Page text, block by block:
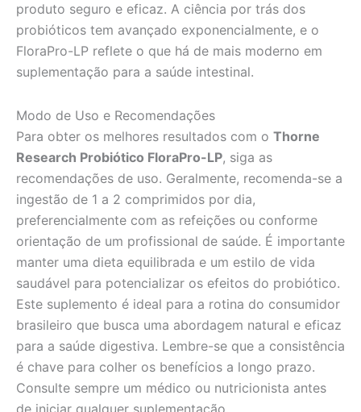
produto seguro e eficaz. A ciência por trás dos
probióticos tem avançado exponencialmente, e o
FloraPro-LP reflete o que há de mais moderno em
suplementação para a saúde intestinal.
Modo de Uso e Recomendações
Para obter os melhores resultados com o Thorne
Research Probiótico FloraPro-LP, siga as
recomendações de uso. Geralmente, recomenda-se a
ingestão de 1 a 2 comprimidos por dia,
preferencialmente com as refeições ou conforme
orientação de um profissional de saúde. É importante
manter uma dieta equilibrada e um estilo de vida
saudável para potencializar os efeitos do probiótico.
Este suplemento é ideal para a rotina do consumidor
brasileiro que busca uma abordagem natural e eficaz
para a saúde digestiva. Lembre-se que a consistência
é chave para colher os benefícios a longo prazo.
Consulte sempre um médico ou nutricionista antes